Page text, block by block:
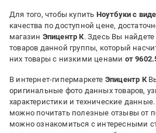
Недостатки:
Якість
Для того, чтобы купить Ноутбуки с
качества по доступной цене,
магазин Эпицентр К. Здесь Вы
товаров данной группы, который
них товары с низкими ценами от
В интернет-гипермаркете Эпицентр К
оригинальные фото данных товаров,
характеристики и технические
можно почитать полезные отзывы от
можно ознакомиться с интересными